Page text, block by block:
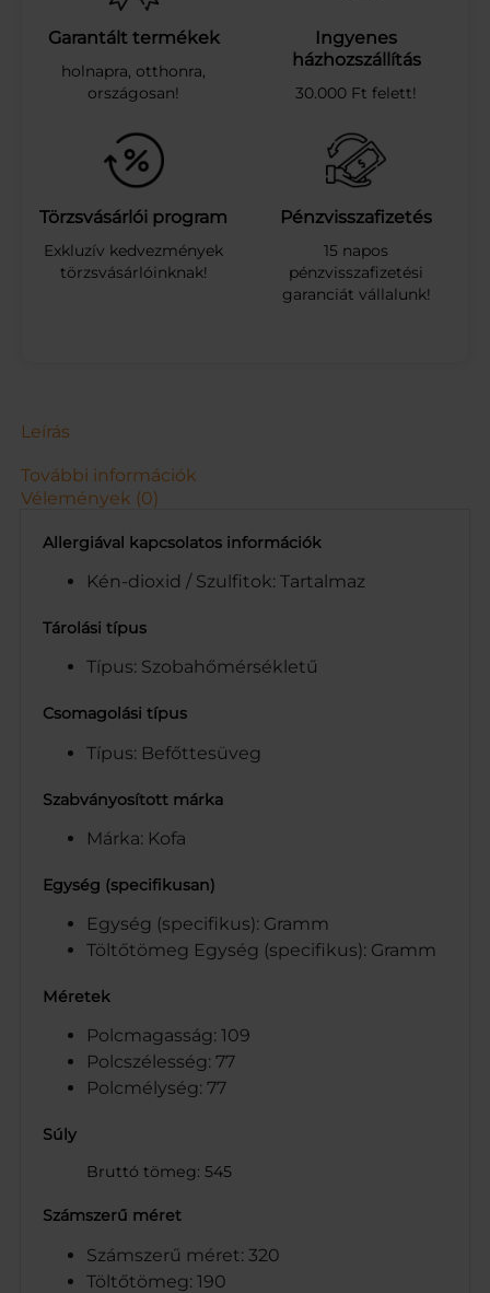
H
A
Y
M
3
2
0
G
/
1
9
s
é
g
Garantált termékek
holnapra, otthonra,
országosan!
Ingyenes
házhozszállítás
30.000 Ft felett!
Törzsvásárlói program
Exkluzív kedvezmények
törzsvásárlóinknak!
Pénzvisszafizetés
15 napos
pénzvisszafizetési
garanciát vállalunk!
Leírás
További információk
Vélemények (0)
Allergiával kapcsolatos információk
Kén-dioxid / Szulfitok: Tartalmaz
Tárolási típus
Típus: Szobahőmérsékletű
Csomagolási típus
Típus: Befőttesüveg
Szabványosított márka
Márka: Kofa
Egység (specifikusan)
Egység (specifikus): Gramm
Töltőtömeg Egység (specifikus): Gramm
Méretek
Polcmagasság: 109
Polcszélesség: 77
Polcmélység: 77
Súly
Bruttó tömeg: 545
Számszerű méret
Számszerű méret: 320
Töltőtömeg: 190